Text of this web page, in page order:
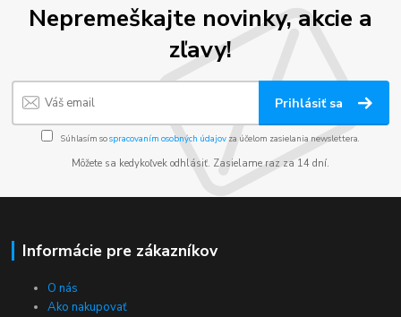
Nepremeškajte novinky, akcie a
zľavy!
Prihlásiť sa
Súhlasím sospracovaním osobných údajov za účelom zasielania newslettera.
Môžete sa kedykoľvek odhlásiť. Zasielame raz za 14 dní.
Informácie pre zákazníkov
O nás
Ako nakupovať